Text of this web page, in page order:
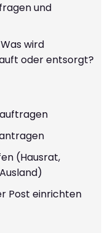
und
wird
oder entsorgt?
(Hausrat,
Post einrichten